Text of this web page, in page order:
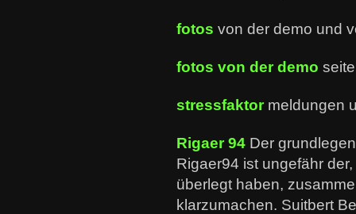
fotos von der demo und
fotos von der demo
stressfaktor meldungen
Rigaer 94 Der
Rigaer94 ist ungefähr
überlegt haben,
klarzumachen. Suitbert